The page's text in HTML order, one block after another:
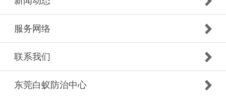
服务网络
联系我们
东莞白蚁防治中心